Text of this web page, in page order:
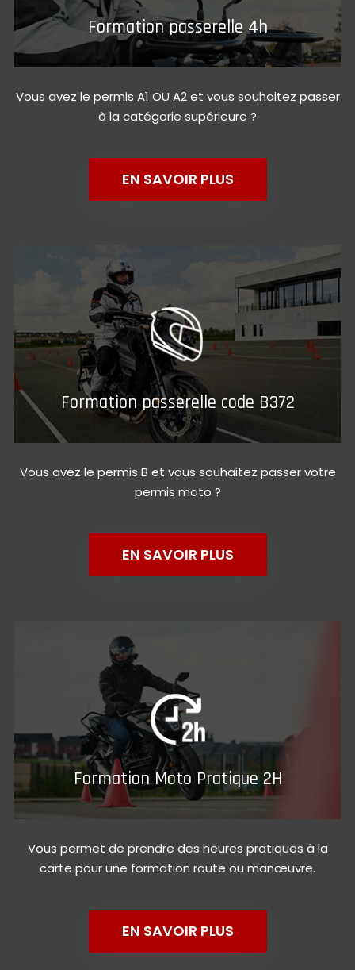
Formation passerelle 4h
Vous avez le permis A1 OU A2 et vous souhaitez passer
à la catégorie supérieure ?
EN SAVOIR PLUS
Formation passerelle code B372
Vous avez le permis B et vous souhaitez passer votre
permis moto ?
EN SAVOIR PLUS
Formation Moto Pratique 2H
Vous permet de prendre des heures pratiques à la
carte pour une formation route ou manœuvre.
EN SAVOIR PLUS